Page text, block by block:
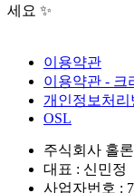
세요 ✨
이용약관
이용약관 - 크
개인정보처리
OSL
주식회사 홀론
대표 : 신민정
사업자번호 :